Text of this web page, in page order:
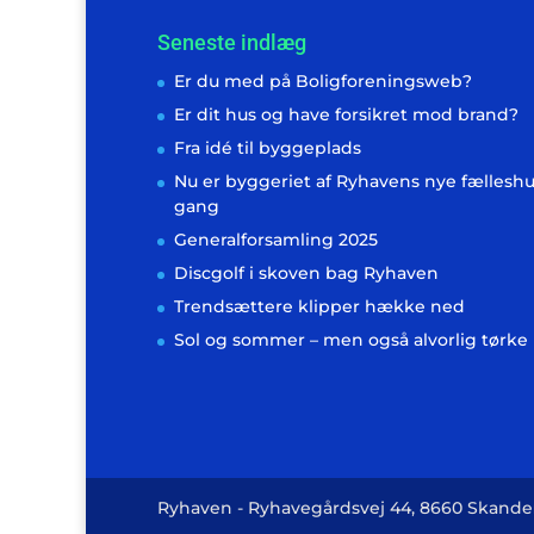
Seneste indlæg
Er du med på Boligforeningsweb?
Er dit hus og have forsikret mod brand?
Fra idé til byggeplads
Nu er byggeriet af Ryhavens nye
gang
Generalforsamling 2025
Discgolf i skoven bag Ryhaven
Trendsættere klipper hække ned
Sol og sommer – men også alvorlig tørke
Ryhaven - Ryhavegårdsvej 44, 8660